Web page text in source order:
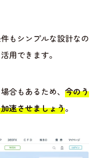
もシンプルな設計なの
用できます。
合もあるため、 今のう
速させましょう。